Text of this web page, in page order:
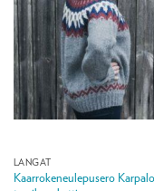
LANGAT
Kaarrokeneulepusero